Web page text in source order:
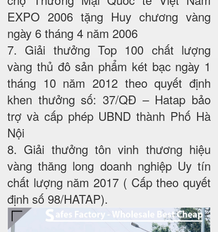
EXPO 2006 tặng Huy chương vàng
ngày 6 tháng 4 năm 2006
7. Giải thưởng Top 100 chất lượng
vàng thủ đô sản phẩm két bạc ngày 1
tháng 10 năm 2012 theo quyết định
khen thưởng số: 37/QĐ – Hatap bảo
trợ và cấp phép UBND thành Phố Hà
Nội
8. Giải thưởng tôn vinh thương hiệu
vàng thăng long doanh nghiệp Uy tín
chất lượng năm 2017 ( Cấp theo quyết
định số 98/HATAP).